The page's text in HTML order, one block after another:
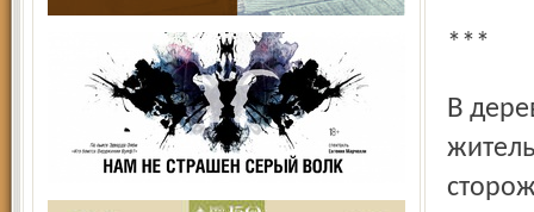
***
В деревне Погорелки Тутаевского района сгорел дом-дача